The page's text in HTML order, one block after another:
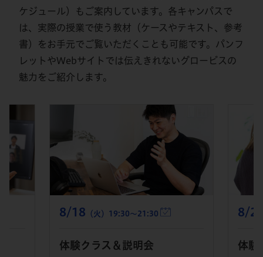
ケジュール）もご案内しています。各キャンパスで
は、実際の授業で使う教材（ケースやテキスト、参考
書）をお手元でご覧いただくことも可能です。パンフ
レットやWebサイトでは伝えきれないグロービスの
魅力をご紹介します。
8/18 （火）19:30～21:30
体験クラス＆説明会
8/
体験